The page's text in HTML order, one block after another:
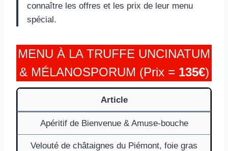
connaître les offres et les prix de leur menu
spécial.
MENU À LA TRUFFE UNCINATUM
& MÉLANOSPORUM (Prix = 135€)
Article
Apéritif de Bienvenue & Amuse-bouche
Velouté de châtaignes du Piémont, foie gras